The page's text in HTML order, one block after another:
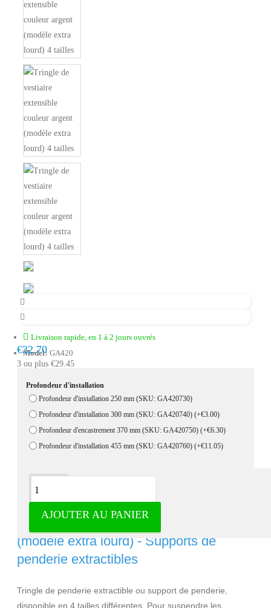
Livraison rapide, en 1 à 2 jours ouvrés
Model: GA420
€32.70
3 ou plus €29.45
Profondeur d'installation
Profondeur d'installation 250 mm (SKU: GA420730)
Profondeur d'installation 300 mm (SKU: GA420740) (+€3.00)
Profondeur d'encastrement 370 mm (SKU: GA420750) (+€6.30)
Profondeur d'installation 455 mm (SKU: GA420760) (+€11.05)
AJOUTER AU PANIER
Description
Tringle de penderie extractible argent
(modèle extra lourd) - Supports de
penderie extractibles
Tringle de penderie extractible ou support de penderie,
disponible en 4 tailles différentes. Pour suspendre les